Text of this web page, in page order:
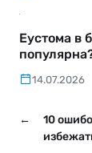
Еустома в
14.07.2026
←
10